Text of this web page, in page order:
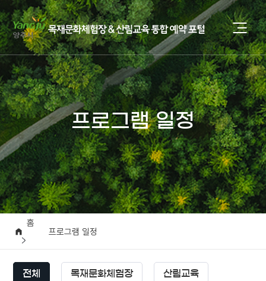
프로그램 일정
홈
프로그램 일정
전체 목재문화체험장 산림교육